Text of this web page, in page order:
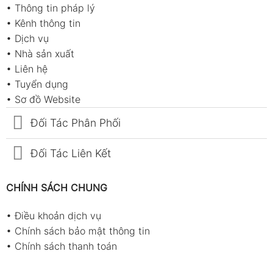
• Thông tin pháp lý
• Kênh thông tin
• Dịch vụ
• Nhà sản xuất
• Liên hệ
• Tuyển dụng
• Sơ đồ Website
Đối Tác Phân Phối
Đối Tác Liên Kết
CHÍNH SÁCH CHUNG
•Điều khoản dịch vụ
• Chính sách bảo mật thông tin
• Chính sách thanh toán